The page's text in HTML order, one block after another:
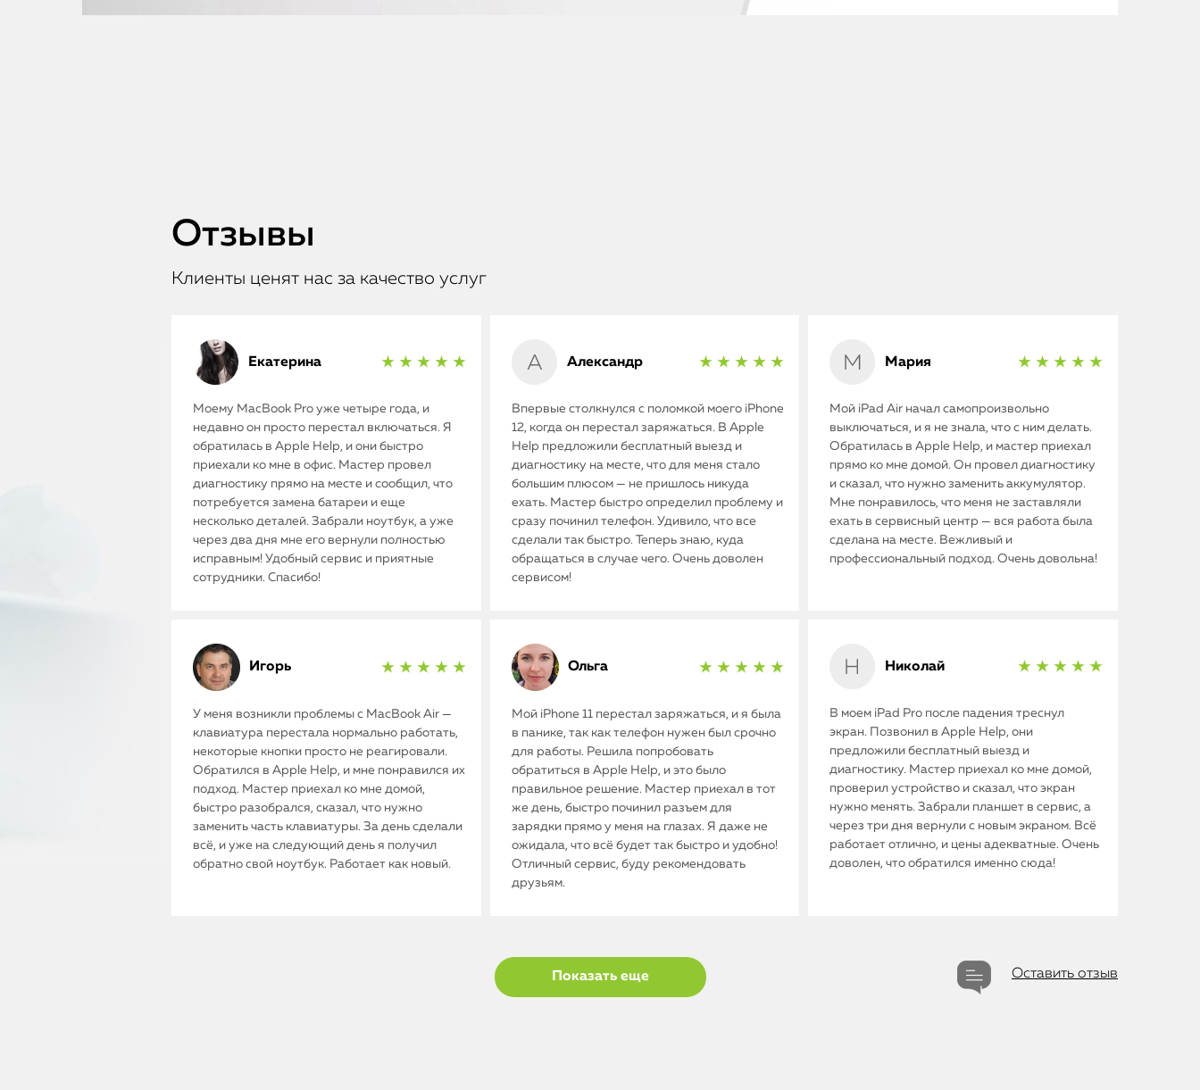
MacBook
Watch
iPad
iMac
Отзывы
Клиенты ценят нас за качество услуг
Екатерина ★ ★ ★ ★ ★
Моему MacBook Pro уже четыре года, и
недавно он просто перестал включаться. Я
обратилась в Apple Help, и они быстро
приехали ко мне в офис. Мастер провел
диагностику прямо на месте и сообщил, что
потребуется замена батареи и еще
несколько деталей. Забрали ноутбук, а уже
через два дня мне его вернули полностью
исправным! Удобный сервис и приятные
сотрудники. Спасибо!
Александр ★ ★ ★ ★ ★
Впервые столкнулся с поломкой моего iPhone
12, когда он перестал заряжаться. В Apple
Help предложили бесплатный выезд и
диагностику на месте, что для меня стало
большим плюсом — не пришлось никуда
ехать. Мастер быстро определил проблему и
сразу починил телефон. Удивило, что все
сделали так быстро. Теперь знаю, куда
обращаться в случае чего. Очень доволен
сервисом!
Мария ★ ★ ★ ★ ★
Мой iPad Air начал самопроизвольно
выключаться, и я не знала, что с ним делать.
Обратилась в Apple Help, и мастер приехал
прямо ко мне домой. Он провел диагностику
и сказал, что нужно заменить аккумулятор.
Мне понравилось, что меня не заставляли
ехать в сервисный центр — вся работа была
сделана на месте. Вежливый и
профессиональный подход. Очень довольна!
Игорь ★ ★ ★ ★ ★
У меня возникли проблемы с MacBook Air —
клавиатура перестала нормально работать,
некоторые кнопки просто не реагировали.
Обратился в Apple Help, и мне понравился их
подход. Мастер приехал ко мне домой,
быстро разобрался, сказал, что нужно
заменить часть клавиатуры. За день сделали
всё, и уже на следующий день я получил
обратно свой ноутбук. Работает как новый.
Ольга ★ ★ ★ ★ ★
Мой iPhone 11 перестал заряжаться, и я была
в панике, так как телефон нужен был срочно
для работы. Решила попробовать
обратиться в Apple Help, и это было
правильное решение. Мастер приехал в тот
же день, быстро починил разъем для
зарядки прямо у меня на глазах. Я даже не
ожидала, что всё будет так быстро и удобно!
Отличный сервис, буду рекомендовать
друзьям.
Николай ★ ★ ★ ★ ★
В моем iPad Pro после падения треснул
экран. Позвонил в Apple Help, они
предложили бесплатный выезд и
диагностику. Мастер приехал ко мне домой,
проверил устройство и сказал, что экран
нужно менять. Забрали планшет в сервис, а
через три дня вернули с новым экраном. Всё
работает отлично, и цены адекватные. Очень
доволен, что обратился именно сюда!
Показать еще Оставить отзыв